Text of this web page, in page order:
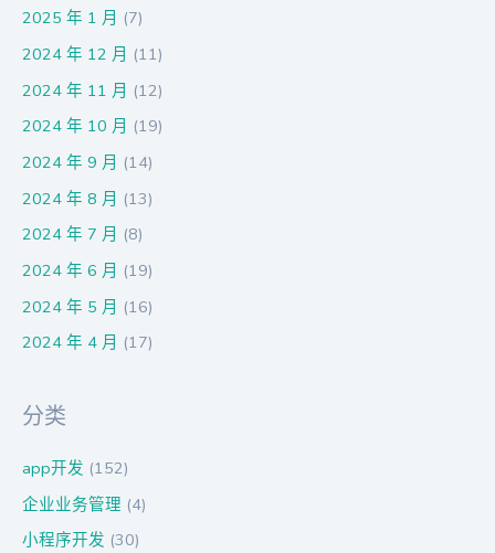
2025 年 1 月 (7)
2024 年 12 月 (11)
2024 年 11 月 (12)
2024 年 10 月 (19)
2024 年 9 月 (14)
2024 年 8 月 (13)
2024 年 7 月 (8)
2024 年 6 月 (19)
2024 年 5 月 (16)
2024 年 4 月 (17)
分类
app开发 (152)
企业业务管理 (4)
小程序开发 (30)